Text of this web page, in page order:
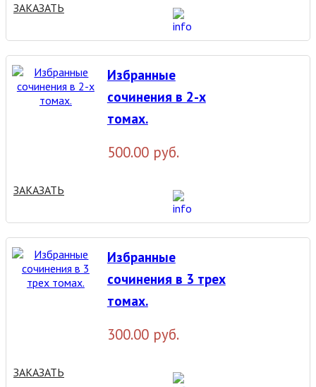
ЗАКАЗАТЬ
Избранные
сочинения в 2-х
томах.
500.00 руб.
ЗАКАЗАТЬ
Избранные
сочинения в 3 трех
томах.
300.00 руб.
ЗАКАЗАТЬ